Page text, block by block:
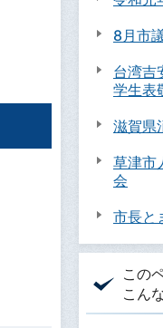
8月市
台湾吉
学生表
滋賀県
草津市
会
市長と
この
こん